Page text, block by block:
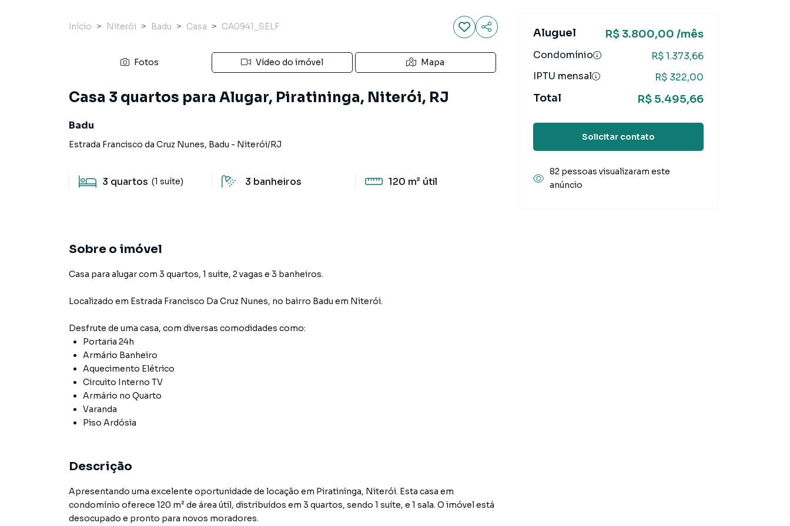
Início Niterói Badu Casa CA0941_SELF
Fotos Vídeo do imóvel Mapa
Casa 3 quartos para Alugar, Piratininga, Niterói, RJ
Badu
Estrada Francisco da Cruz Nunes, Badu - Niterói/RJ
3 quartos (1 suíte) 3 banheiros 120 m² útil
Sobre o imóvel
Casa para alugar com 3 quartos, 1 suite, 2 vagas e 3 banheiros.
Localizado em Estrada Francisco Da Cruz Nunes, no bairro Badu em Niterói.
Desfrute de uma casa, com diversas comodidades como:
Portaria 24h
Armário Banheiro
Aquecimento Elétrico
Circuito Interno TV
Armário no Quarto
Varanda
Piso Ardósia
Descrição
Apresentando uma excelente oportunidade de locação em Piratininga, Niterói. Esta casa em
condomínio oferece 120 m² de área útil, distribuídos em 3 quartos, sendo 1 suíte, e 1 sala. O imóvel está
desocupado e pronto para novos moradores.
Aluguel R$ 3.800,00 /mês
Condomínio
R$ 1.373,66
IPTU mensal
R$ 322,00
Total R$ 5.495,66
Solicitar contato
82 pessoas visualizaram este
anúncio